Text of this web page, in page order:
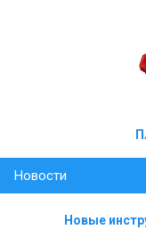
Новости
Новые